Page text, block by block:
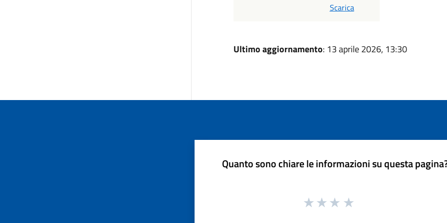
Scarica
Ultimo aggiornamento: 13 aprile 2026, 13:30
Quanto sono chiare le informazioni su questa